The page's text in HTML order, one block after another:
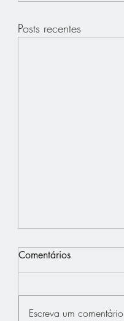
Posts recentes
Comentários
Escreva um comentário